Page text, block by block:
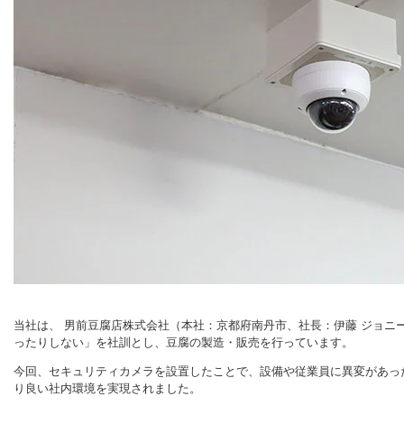
当社は、 男前豆腐店株式会社（本社：京都府南丹市、社長：伊藤 ジョ
ったりしない」を社訓とし、豆腐の製造・販売を行っています。
今回、セキュリティカメラを設置したことで、設備や従業員に異変があ
り良い社内環境を実現されました。